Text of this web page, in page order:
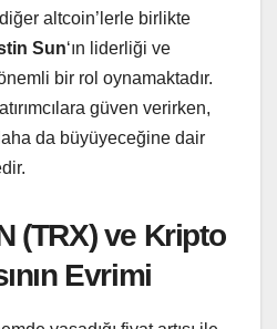
altcoin’lerle birlikte
Sun‘ın liderliği ve
bir rol oynamaktadır.
güven verirken,
da büyüyeceğine dair
(TRX) ve Kripto
Evrimi